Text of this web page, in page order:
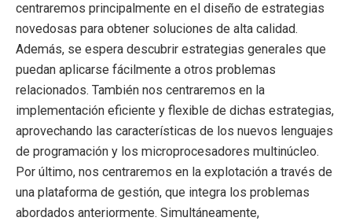
centraremos principalmente en el diseño de estrategias
novedosas para obtener soluciones de alta calidad.
Además, se espera descubrir estrategias generales que
puedan aplicarse fácilmente a otros problemas
relacionados. También nos centraremos en la
implementación eficiente y flexible de dichas estrategias,
aprovechando las características de los nuevos lenguajes
de programación y los microprocesadores multinúcleo.
Por último, nos centraremos en la explotación a través de
una plataforma de gestión, que integra los problemas
abordados anteriormente. Simultáneamente,